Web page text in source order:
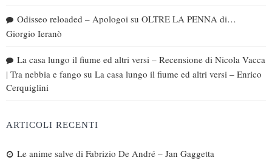
Odisseo reloaded – Apologoi su OLTRE LA PENNA di…
Giorgio Ieranò
La casa lungo il fiume ed altri versi – Recensione di Nicola Vacca
| Tra nebbia e fango su La casa lungo il fiume ed altri versi – Enrico
Cerquiglini
ARTICOLI RECENTI
Le anime salve di Fabrizio De André – Jan Gaggetta